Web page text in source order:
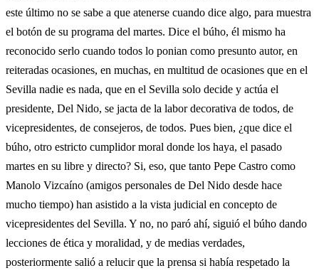
este último no se sabe a que atenerse cuando dice algo, para muestra
el botón de su programa del martes. Dice el búho, él mismo ha
reconocido serlo cuando todos lo ponian como presunto autor, en
reiteradas ocasiones, en muchas, en multitud de ocasiones que en el
Sevilla nadie es nada, que en el Sevilla solo decide y actúa el
presidente, Del Nido, se jacta de la labor decorativa de todos, de
vicepresidentes, de consejeros, de todos. Pues bien, ¿que dice el
búho, otro estricto cumplidor moral donde los haya, el pasado
martes en su libre y directo? Si, eso, que tanto Pepe Castro como
Manolo Vizcaíno (amigos personales de Del Nido desde hace
mucho tiempo) han asistido a la vista judicial en concepto de
vicepresidentes del Sevilla. Y no, no paró ahí, siguió el búho dando
lecciones de ética y moralidad, y de medias verdades,
posteriormente salió a relucir que la prensa si había respetado la